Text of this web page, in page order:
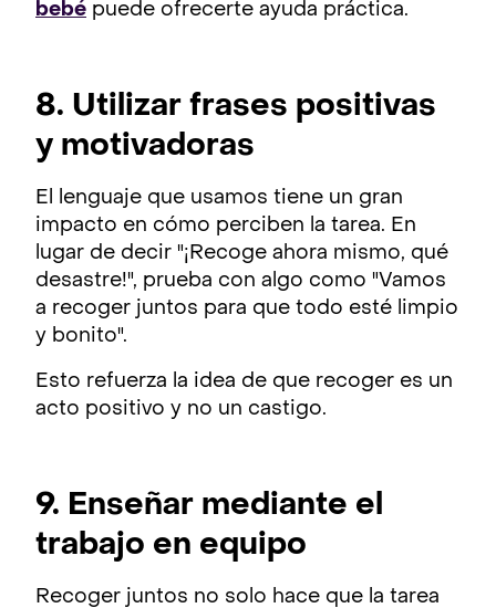
bebé puede ofrecerte ayuda práctica.
8. Utilizar frases positivas
y motivadoras
El lenguaje que usamos tiene un gran
impacto en cómo perciben la tarea. En
lugar de decir "¡Recoge ahora mismo, qué
desastre!", prueba con algo como "Vamos
a recoger juntos para que todo esté limpio
y bonito".
Esto refuerza la idea de que recoger es un
acto positivo y no un castigo.
9. Enseñar mediante el
trabajo en equipo
Recoger juntos no solo hace que la tarea